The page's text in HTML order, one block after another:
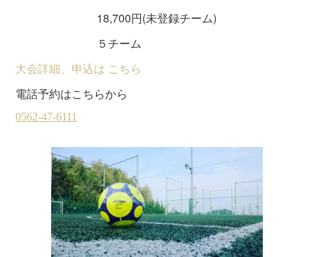
18,700円(未登録チーム)
５チーム
大会詳細、申込は こちら
電話予約はこちらから